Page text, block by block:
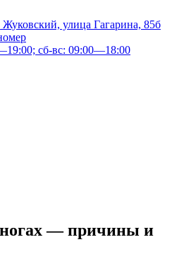
Жуковский, улица Гагарина, 85б
сб-вс: 09:00—18:00
— причины и